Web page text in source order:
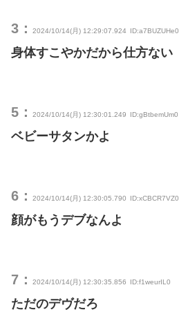
3： 2024/10/14(月) 12:29:07.924 ID:a7BUZUHe0
身体すこやかだから仕方ない
5： 2024/10/14(月) 12:30:01.249 ID:gBtbemUm0
ベビーサタンかよ
6： 2024/10/14(月) 12:30:05.790 ID:xCBCR7VZ0
顔がもうデブなんよ
7： 2024/10/14(月) 12:30:35.856 ID:f1weurIL0
ただのデヴだろ